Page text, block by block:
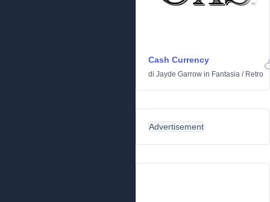
Cash Currency
di Jayde Garrow in Fantasia / Retro
Advertisement